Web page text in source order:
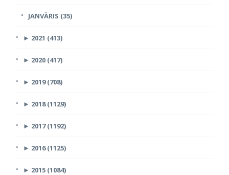
JANVĀRIS (35)
► 2021 (413)
► 2020 (417)
► 2019 (708)
► 2018 (1129)
► 2017 (1192)
► 2016 (1125)
► 2015 (1084)